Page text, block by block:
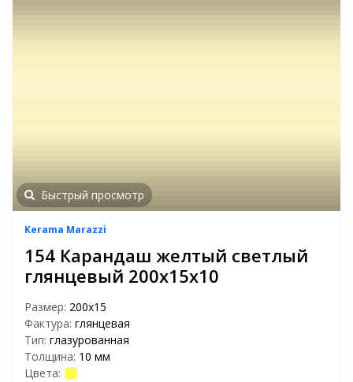
Быстрый просмотр
Kerama Marazzi
154 Карандаш желтый светлый
глянцевый 200х15х10
Размер: 200х15
Фактура: глянцевая
Тип: глазурованная
Толщина: 10 мм
Цвета: